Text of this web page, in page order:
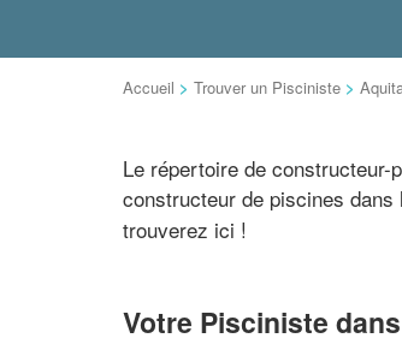
Accueil > Trouver un Pisciniste >
Le répertoire de
constructeur de piscines
trouverez ici !
Votre Pisciniste